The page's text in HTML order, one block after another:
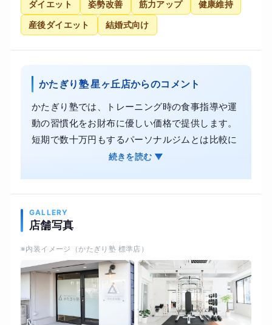
ダイエット 姿勢改善 筋力アップ 健康維持
産後ダイエット 結婚式向け
かたぎり塾 星ヶ丘店からのコメント
かたぎり塾では、トレーニング時の食事指導や運
動の習慣化をお財布に優しい価格で提供します。
短期で数十万円もするパーソナルジムとは比較に
ならないコスパで通塾が可能です。 お客様のライ
また、かたぎり塾では理学療法士が監修した科学
並行して体力や柔軟性、関節の可動域を取り戻し
ます。
続きを読む ▼
GALLERY
店舗写真
※内装イメージ（かたぎり塾 標準店）